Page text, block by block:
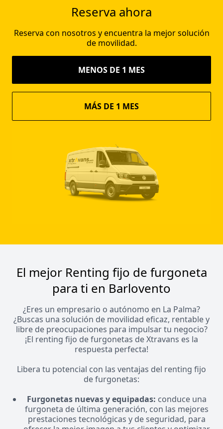
Reserva ahora
Reserva con nosotros y encuentra la mejor solución
de movilidad.
MENOS DE 1 MES
MÁS DE 1 MES
El mejor Renting fijo de furgoneta
para ti en Barlovento
¿Eres un empresario o autónomo en La Palma?
¿Buscas una solución de movilidad eficaz, rentable y
libre de preocupaciones para impulsar tu negocio?
¡El renting fijo de furgonetas de Xtravans es la
respuesta perfecta!
Libera tu potencial con las ventajas del renting fijo
de furgonetas:
Furgonetas nuevas y equipadas: conduce una
furgoneta de última generación, con las mejores
prestaciones tecnológicas y de seguridad, para